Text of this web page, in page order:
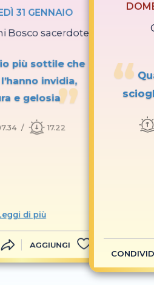
31 GENNAIO
Bosco sacerdote
più sottile che
invidia,
e gelosia
17.22
di più
AGGIUNGI